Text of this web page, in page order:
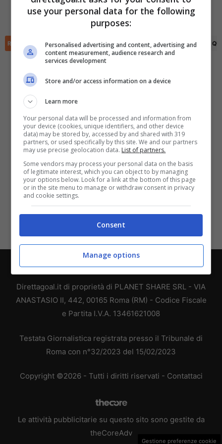
Topias Dementjeff (90+2')
Philip Otoo (60')
Edor Hajdini
(62')
RIEPILOGO STATISTICHE PRONOSTICI FORMAZIONI CLASSIFICA
Chi siamo-Redazione-Privacy Policy-Disclaimer
Direttagoal.it di proprietà di PLANET SHARE SRL - VIA
ANASTASIO II, 442, 00165 Roma (RM) - Codice Fiscale
e Partita I.V.A. 13461621008
Testata Giornalistica registrata presso il Tribunale di
Roma con n°32/2023 del 15/02/2023
Copyright ©2026 - Tutti i diritti riservati - Contattaci
Le attività pubblicitarie su questo sito sono gestite da
theCoreAdv
Scarica DirettaGoal!
Con i pronostici dei migliori Tipster!
Scarica su Google Play
Gestione preferenze cookie
use your personal data for the following
purposes:
Personalised advertising and content, advertising and
content measurement, audience research and
services development
Store and/or access information on a device
Learn more
Your personal data will be processed and information from
your device (cookies, unique identifiers, and other device
data) may be stored by, accessed by and shared with 319
partners, or used specifically by this site. We and our partners
may use precise geolocation data. List of partners.
Some vendors may process your personal data on the basis
of legitimate interest, which you can object to by managing
your options below. Look for a link at the bottom of this page
or in the site menu to manage or withdraw consent in privacy
and cookie settings.
Consent
Manage options